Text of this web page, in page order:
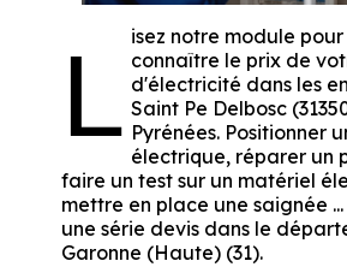
L isez notre module
connaître le prix de
d'électricité dans les
Saint Pe Delbosc
Pyrénées. Positionner
électrique, réparer un
faire un test sur un matériel
mettre en place une saignée
une série devis dans le
Garonne (Haute) (31).